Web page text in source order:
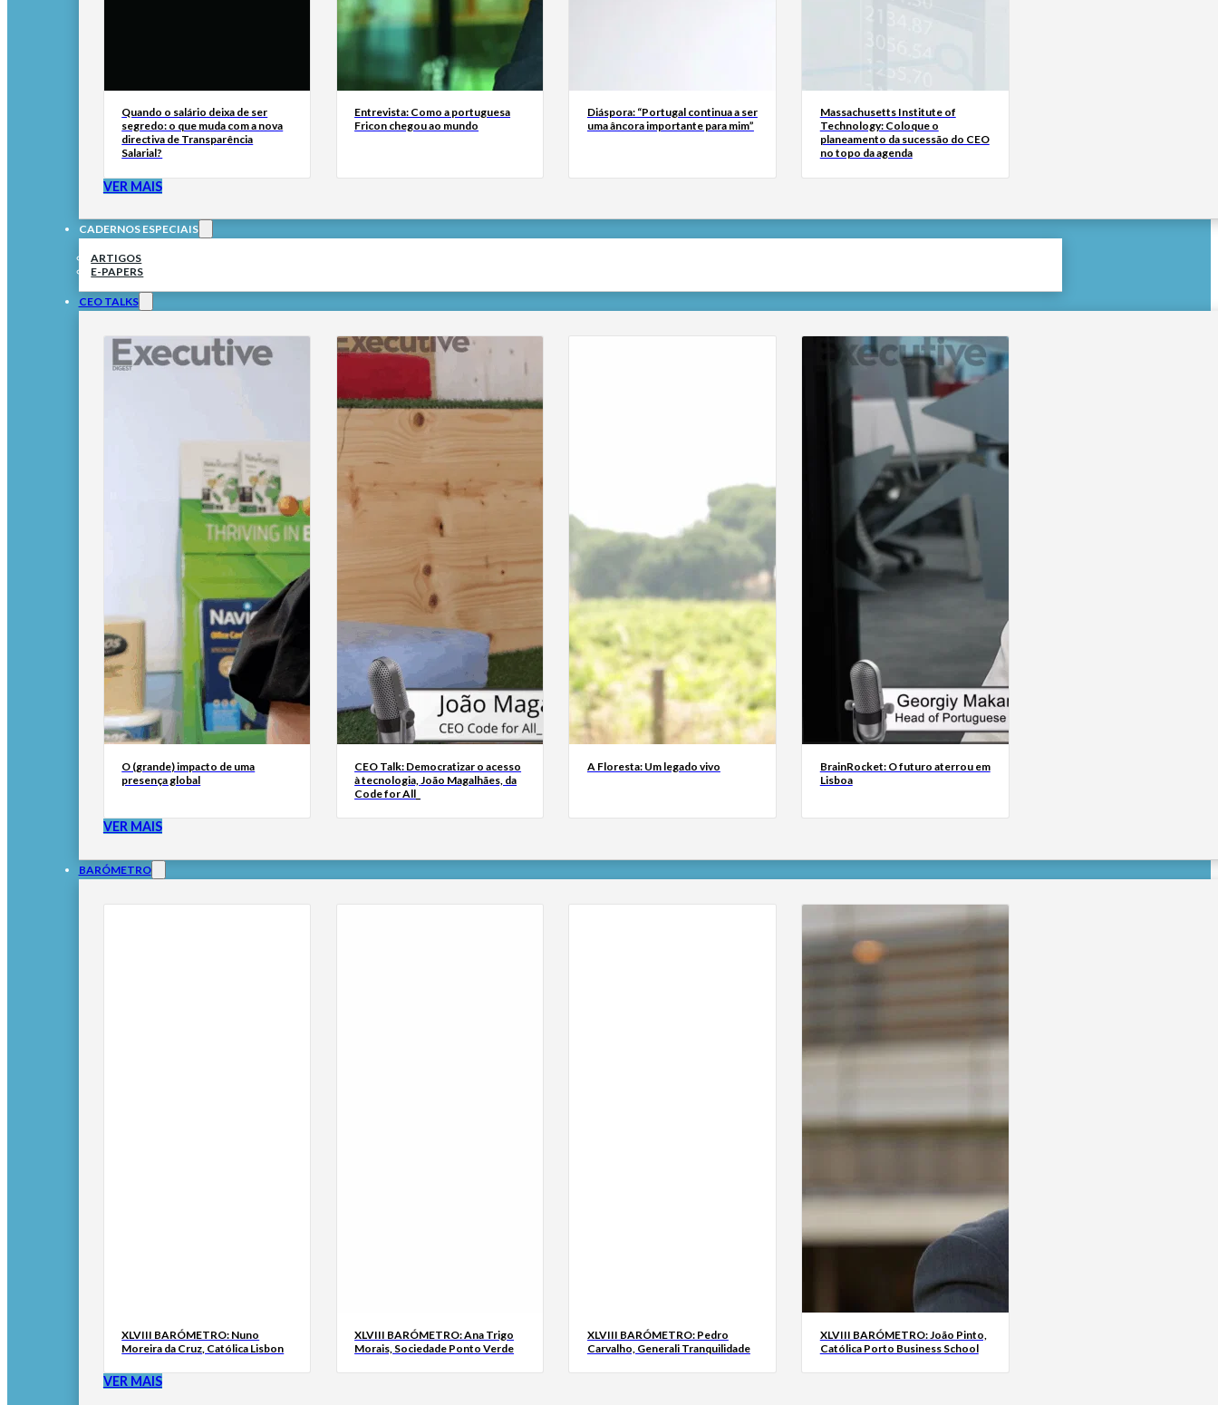
Quando o salário deixa de ser
segredo: o que muda com a nova
directiva de Transparência
Salarial?
Entrevista: Como a portuguesa
Fricon chegou ao mundo
Diáspora: “Portugal continua a ser
uma âncora importante para mim”
Massachusetts Institute of
Technology: Coloque o
planeamento da sucessão do CEO
no topo da agenda
VER MAIS
CADERNOS ESPECIAIS
ARTIGOS
E-PAPERS
CEO TALKS
O (grande) impacto de uma
presença global
CEO Talk: Democratizar o acesso
à tecnologia, João Magalhães, da
Code for All_
A Floresta: Um legado vivo
BrainRocket: O futuro aterrou em
Lisboa
VER MAIS
BARÓMETRO
XLVIII BARÓMETRO: Nuno
Moreira da Cruz, Católica Lisbon
XLVIII BARÓMETRO: Ana Trigo
Morais, Sociedade Ponto Verde
XLVIII BARÓMETRO: Pedro
Carvalho, Generali Tranquilidade
XLVIII BARÓMETRO: João Pinto,
Católica Porto Business School
VER MAIS